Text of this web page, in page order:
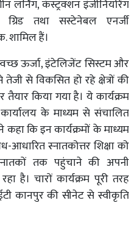
कंस्ट्रक्शन इंजीनियरिंग
तथा सस्टेनेबल एनर्जी
शामिल हैं।
स्वच्छ ऊर्जा, इंटेलिजेंट सिस्टम और
से विकसित हो रहे क्षेत्रों की
किया गया है। ये कार्यक्रम
के माध्यम से संचालित
कि इन कार्यक्रमों के माध्यम
स्नातकोत्तर शिक्षा को
तक पहुंचाने की अपनी
है। चारों कार्यक्रम पूरी तरह
कानपुर की सीनेट से स्वीकृति